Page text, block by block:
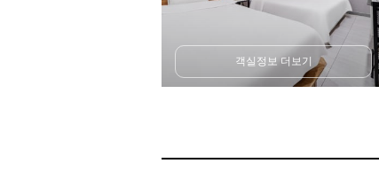
객실정보 더보기